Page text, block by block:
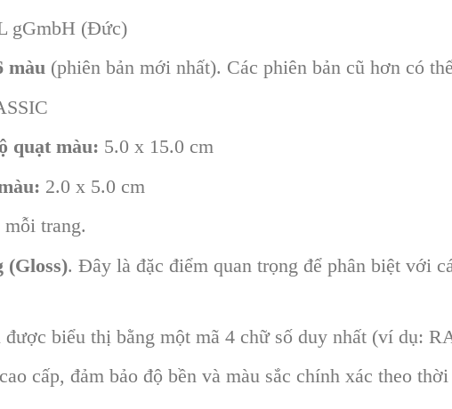
gGmbH (Đức)
màu(phiên bản mới nhất). Các phiên bản cũ hơn có
quạt màu: 5.0 x 15.0 cm
2.0 x 5.0 cm
mỗi trang.
(Gloss). Đây là đặc điểm quan trọng để phân biệt với
biểu thị bằng một mã 4 chữ số duy nhất (ví dụ:
cấp, đảm bảo độ bền và màu sắc chính xác theo